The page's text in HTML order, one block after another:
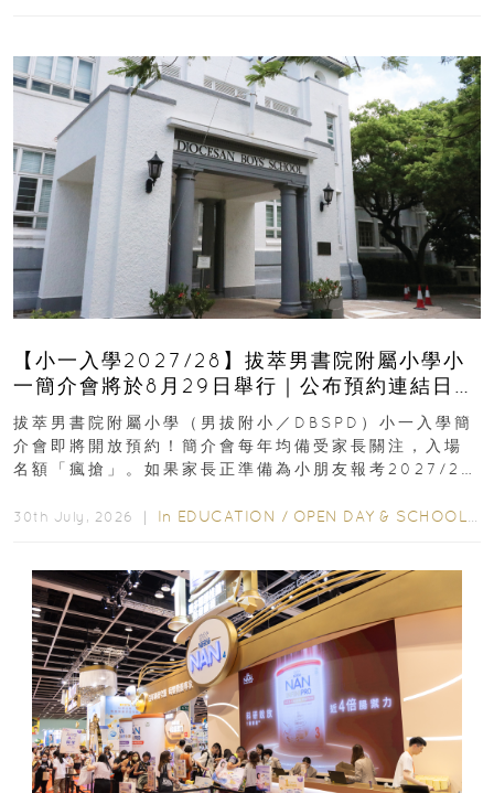
【小一入學2027/28】拔萃男書院附屬小學小
一簡介會將於8月29日舉行｜公布預約連結日期
｜更設有網上重溫
拔萃男書院附屬小學（男拔附小／DBSPD）小一入學簡
介會即將開放預約！簡介會每年均備受家長關注，入場
名額「瘋搶」。如果家長正準備為小朋友報考2027/28
30th July, 2026 ｜ In EDUCATION / OPEN DAY & SCHOOL EVENTS